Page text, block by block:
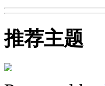
推荐主题